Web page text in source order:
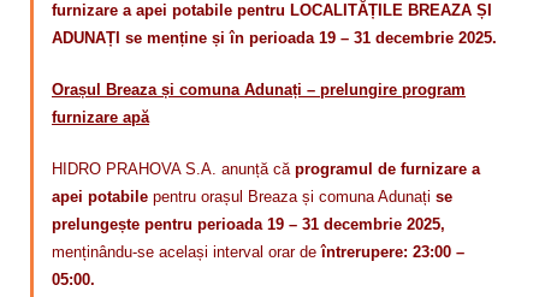
furnizare a apei potabile pentru LOCALITĂȚILE BREAZA ȘI
ADUNAȚI se menține și în perioada 19 – 31 decembrie 2025.
Orașul Breaza și comuna Adunați – prelungire program
furnizare apă
HIDRO PRAHOVA S.A. anunță că programul de furnizare a
apei potabile pentru orașul Breaza și comuna Adunați se
prelungește pentru perioada 19 – 31 decembrie 2025,
menținându-se același interval orar deîntrerupere: 23:00 –
05:00.